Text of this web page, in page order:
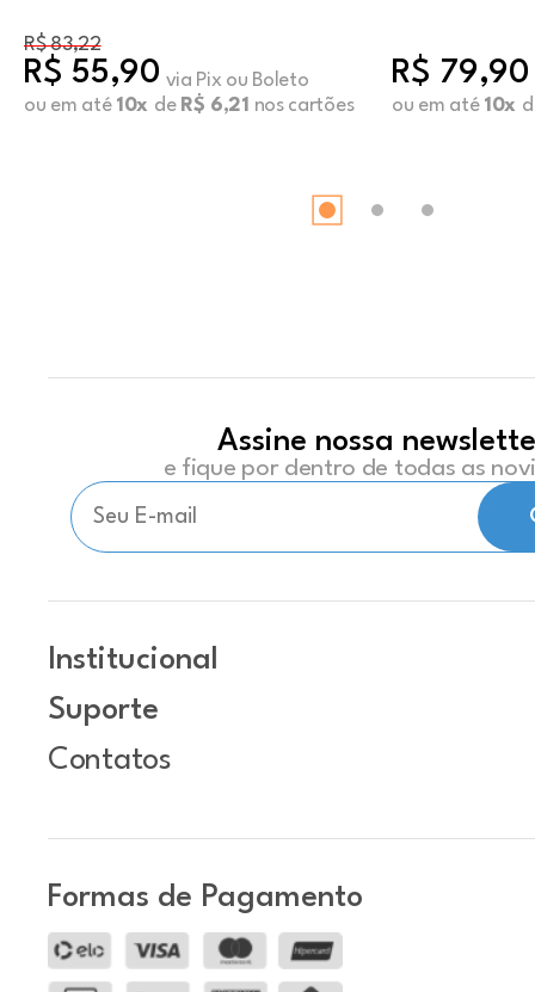
R$ 83,22
R$ 55,90 via Pix ou Boleto
ou em até 10x de R$ 6,21 nos cartões
R$ 79,90
ou em até 10x
Assine nossa
e fique por dentro de todas as
Institucional
Suporte
Contatos
Formas de Pagamento